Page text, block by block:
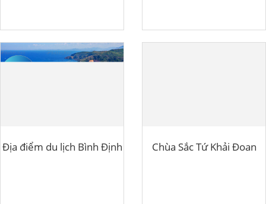
Địa điểm du lịch Bình Định Chùa Sắc Tứ Khải Đoan